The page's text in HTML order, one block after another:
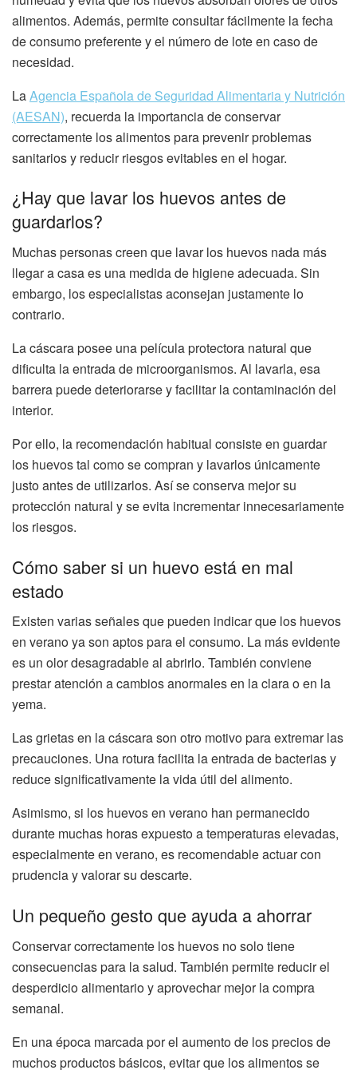
alimentos. Además, permite consultar fácilmente la fecha
de consumo preferente y el número de lote en caso de
necesidad.
LaAgencia Española de Seguridad Alimentaria y Nutrición
(AESAN), recuerda la importancia de conservar
correctamente los alimentos para prevenir problemas
sanitarios y reducir riesgos evitables en el hogar.
¿Hay que lavar los huevos antes de
guardarlos?
Muchas personas creen que lavar los huevos nada más
llegar a casa es una medida de higiene adecuada. Sin
embargo, los especialistas aconsejan justamente lo
contrario.
La cáscara posee una película protectora natural que
dificulta la entrada de microorganismos. Al lavarla, esa
barrera puede deteriorarse y facilitar la contaminación del
interior.
Por ello, la recomendación habitual consiste en guardar
los huevos tal como se compran y lavarlos únicamente
justo antes de utilizarlos. Así se conserva mejor su
protección natural y se evita incrementar innecesariamente
los riesgos.
Cómo saber si un huevo está en mal
estado
Existen varias señales que pueden indicar que los huevos
en verano ya son aptos para el consumo. La más evidente
es un olor desagradable al abrirlo. También conviene
prestar atención a cambios anormales en la clara o en la
yema.
Las grietas en la cáscara son otro motivo para extremar las
precauciones. Una rotura facilita la entrada de bacterias y
reduce significativamente la vida útil del alimento.
Asimismo, si los huevos en verano han permanecido
durante muchas horas expuesto a temperaturas elevadas,
especialmente en verano, es recomendable actuar con
prudencia y valorar su descarte.
Un pequeño gesto que ayuda a ahorrar
Conservar correctamente los huevos no solo tiene
consecuencias para la salud. También permite reducir el
desperdicio alimentario y aprovechar mejor la compra
semanal.
En una época marcada por el aumento de los precios de
muchos productos básicos, evitar que los alimentos se